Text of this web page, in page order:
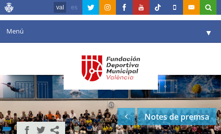
val es
Menú ▼
Agenda
Instal·lacions ▼
Comunicació ▼
Notes de premsa